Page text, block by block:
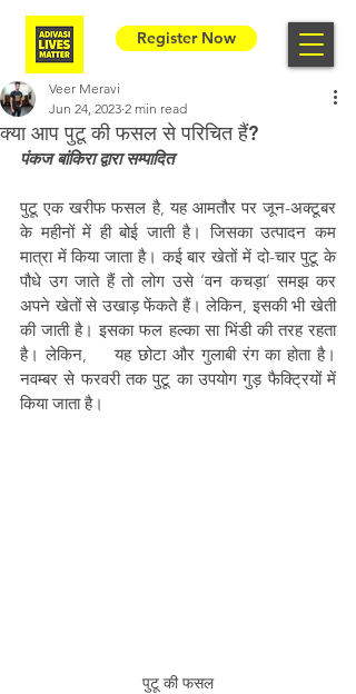
Register Now
क्या आप पुटू की फसल से परिचित हैं?
Veer Meravi
Jun 24, 2023 2 min read
पंकज बांकिरा द्वारा सम्पादित
पुटू एक खरीफ फसल है, यह आमतौर पर जून-अक्टूबर
के महीनों में ही बोई जाती है। जिसका उत्पादन कम
मात्रा में किया जाता है। कई बार खेतों में दो-चार पुटू के
पौधे उग जाते हैं तो लोग उसे ‘वन कचड़ा’ समझ कर
अपने खेतों से उखाड़ फेंकते हैं। लेकिन, इसकी भी खेती
की जाती है। इसका फल हल्का सा भिंडी की तरह रहता
है। लेकिन, 	यह छोटा और गुलाबी रंग का होता है।
नवम्बर से फरवरी तक पुटू का उपयोग गुड़ फैक्ट्रियों में
किया जाता है।
पुटू की फसल